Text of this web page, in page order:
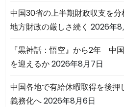
中国30省の上半期財政収支を
地方財政の厳しさ続く 2026年8
『黒神話：悟空』から2年 中
を迎えるか2026年8月7日
中国各地で有給休暇取得を後
義務化へ2026年8月6日